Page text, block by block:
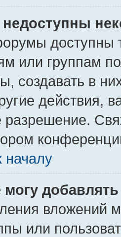
доступны
или группам
создавать в
действия,
разрешение.
началу
могу
вложений
или